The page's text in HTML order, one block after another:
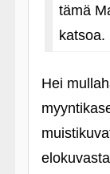
tämä
katsoa.
Hei